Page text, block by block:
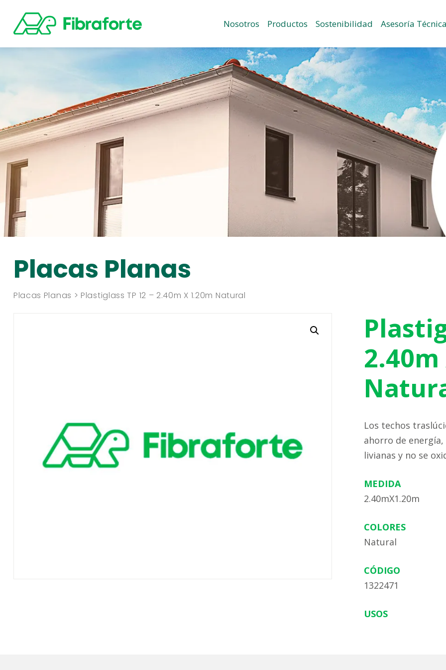
Nosotros Productos Sostenibilidad Asesoría
Placas Planas
Placas Planas > Plastiglass TP 12 – 2.40m X 1.20m Natural
Los techos
ahorro de
livianas y no se
MEDIDA
2.40mX1.20m
COLORES
Natural
CÓDIGO
1322471
USOS